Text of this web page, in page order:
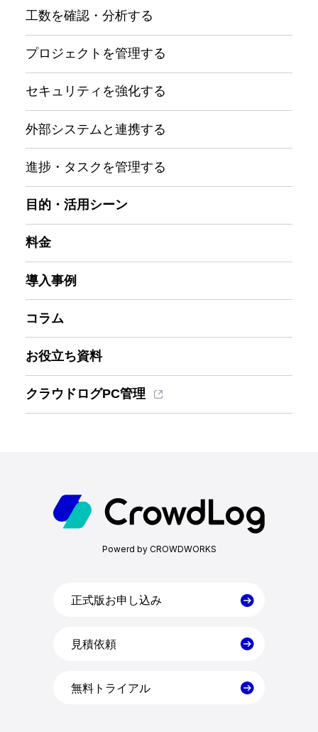
機能一覧
目的・活用シーン
料金
導入事例
コラム
工数を確認・分析する
プロジェクトを管理する
セキュリティを強化する
外部システムと連携する
進捗・タスクを管理する
目的・活用シーン
料金
導入事例
コラム
お役立ち資料
クラウドログPC管理
Powerd by CROWDWORKS
正式版お申し込み
見積依頼
無料トライアル